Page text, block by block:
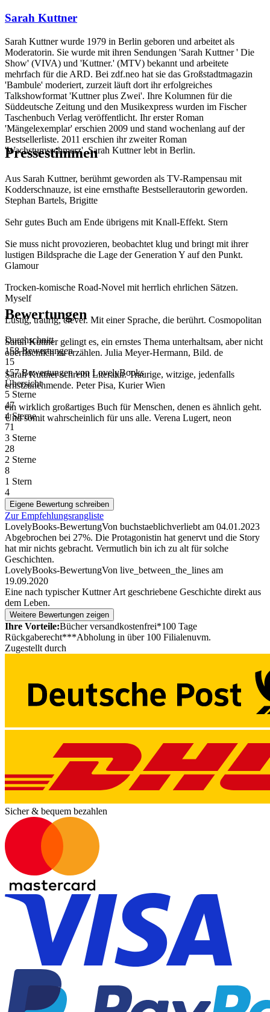
Sarah Kuttner
Sarah Kuttner wurde 1979 in Berlin geboren und arbeitet als
Moderatorin. Sie wurde mit ihren Sendungen 'Sarah Kuttner ' Die
Show' (VIVA) und 'Kuttner.' (MTV) bekannt und arbeitete
mehrfach für die ARD. Bei zdf.neo hat sie das Großstadtmagazin
'Bambule' moderiert, zurzeit läuft dort ihr erfolgreiches
Talkshowformat 'Kuttner plus Zwei'. Ihre Kolumnen für die
Süddeutsche Zeitung und den Musikexpress wurden im Fischer
Taschenbuch Verlag veröffentlicht. Ihr erster Roman
'Mängelexemplar' erschien 2009 und stand wochenlang auf der
Bestsellerliste. 2011 erschien ihr zweiter Roman
'Wachstumsschmerz'. Sarah Kuttner lebt in Berlin.
Pressestimmen
Aus Sarah Kuttner, berühmt geworden als TV-Rampensau mit
Kodderschnauze, ist eine ernsthafte Bestsellerautorin geworden.
Stephan Bartels, Brigitte
Sehr gutes Buch am Ende übrigens mit Knall-Effekt. Stern
Sie muss nicht provozieren, beobachtet klug und bringt mit ihrer
lustigen Bildsprache die Lage der Generation Y auf den Punkt.
Glamour
Trocken-komische Road-Novel mit herrlich ehrlichen Sätzen.
Myself
Lustig, traurig, clever. Mit einer Sprache, die berührt. Cosmopolitan
Sarah Kuttner gelingt es, ein ernstes Thema unterhaltsam, aber nicht
oberflächlich zu erzählen. Julia Meyer-Hermann, Bild. de
Sarah Kuttner schreibt Literatur. Traurige, witzige, jedenfalls
ernstzunehmende. Peter Pisa, Kurier Wien
ein wirklich großartiges Buch für Menschen, denen es ähnlich geht.
Und somit wahrscheinlich für uns alle. Verena Lugert, neon
Bewertungen
Durchschnitt
158 Bewertungen
15
157 Bewertungenvon LovelyBooks
Übersicht
5 Sterne
47
4 Sterne
71
3 Sterne
28
2 Sterne
8
1 Stern
4
Eigene Bewertung schreiben
Zur Empfehlungsrangliste
LovelyBooks-BewertungVon buchstaeblichverliebt am 04.01.2023
Abgebrochen bei 27%. Die Protagonistin hat genervt und die Story
hat mir nichts gebracht. Vermutlich bin ich zu alt für solche
Geschichten.
LovelyBooks-BewertungVon live_between_the_lines am
19.09.2020
Eine nach typischer Kuttner Art geschriebene Geschichte direkt aus
dem Leben.
Weitere Bewertungen zeigen
Ihre Vorteile:Bücher versandkostenfrei*100 Tage
Rückgaberecht***Abholung in über 100 Filialenuvm.
Zugestellt durch
Sicher & bequem bezahlen